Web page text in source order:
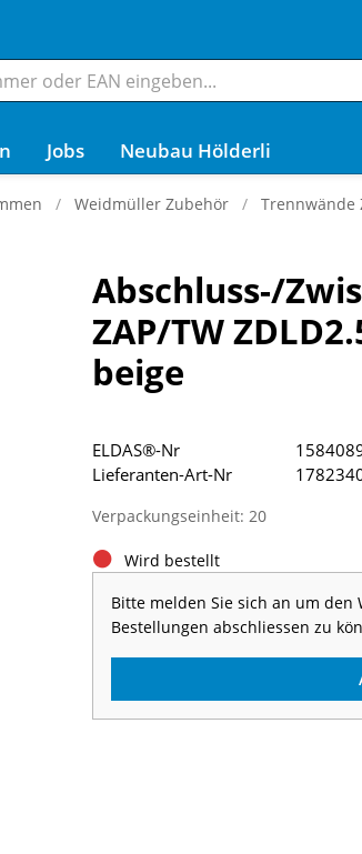
Jobs Neubau Hölderli
Weidmüller Zubehör Trennwände
Abschluss-/
ZAP/TW
beige
Verpackungseinheit: 20
Wird bestellt
Bitte melden Sie sich an um
Bestellungen abschliessen zu
ELDAS®-Nr
Lieferanten-Art-Nr